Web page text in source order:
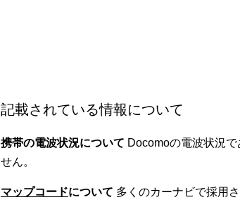
記載されている情報について
携帯の電波状況について Docomoの電波状況
せん。
マップコードについて 多くのカーナビで採用